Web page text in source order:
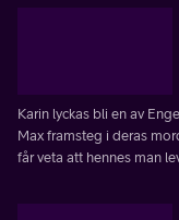
Karin lyckas bli en av
Max framsteg i deras
får veta att hennes man